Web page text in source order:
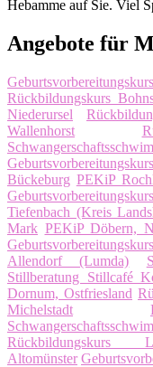
Hebamme auf Sie. Viel
Angebote für
Rückbildungskurs
Niederursel
Wallenhorst
Bückeburg PEKiP
Tiefenbach (Kreis
Mark PEKiP Döbern,
Allendorf (Lumda)
Stillberatung Stillcafé
Dornum, Ostfriesland
Michelstadt
Rückbildungskurs
Altomünster